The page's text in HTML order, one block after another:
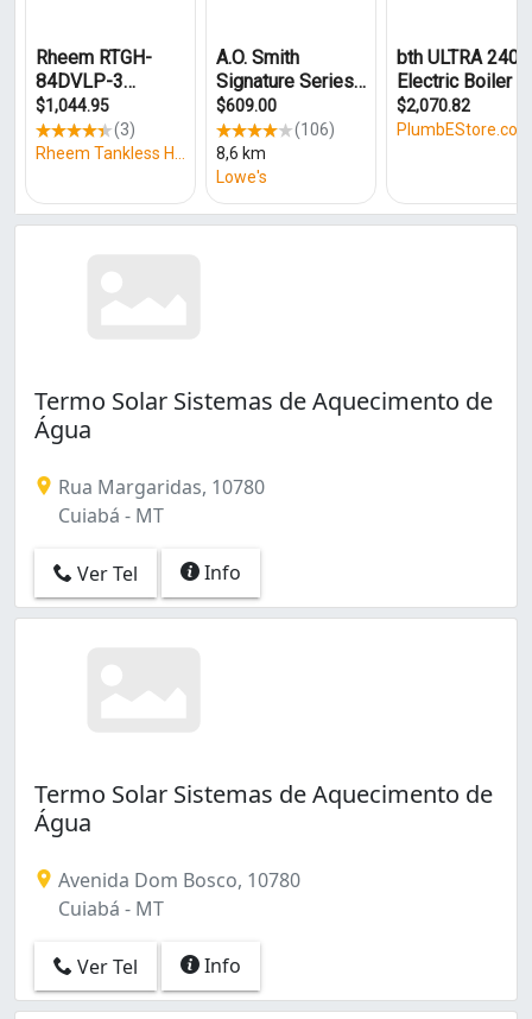
Termo Solar Sistemas de Aquecimento de
Água
Rua Margaridas, 10780
Cuiabá - MT
Ver Tel Info
Termo Solar Sistemas de Aquecimento de
Água
Avenida Dom Bosco, 10780
Cuiabá - MT
Ver Tel Info